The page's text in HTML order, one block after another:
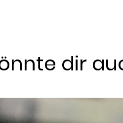
dir